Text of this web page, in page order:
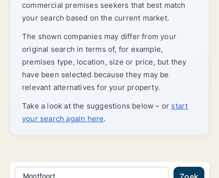
commercial premises seekers that best match
your search based on the current market.
The shown companies may differ from your
original search in terms of, for example,
premises type, location, size or price, but they
have been selected because they may be
relevant alternatives for your property.
Take a look at the suggestions below – or start
your search again here.
Montfoort